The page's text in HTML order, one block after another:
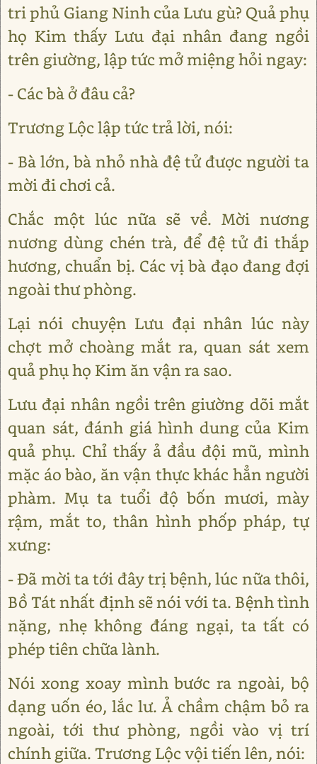
tri phủ Giang Ninh của Lưu gù? Quả phụ
họ Kim thấy Lưu đại nhân đang ngồi
trên giường, lập tức mở miệng hỏi ngay:
- Các bà ở đâu cả?
Trương Lộc lập tức trả lời, nói:
- Bà lớn, bà nhỏ nhà đệ tử được người ta
mời đi chơi cả.
Chắc một lúc nữa sẽ về. Mời nương
nương dùng chén trà, để đệ tử đi thắp
hương, chuẩn bị. Các vị bà đạo đang đợi
ngoài thư phòng.
Lại nói chuyện Lưu đại nhân lúc này
chợt mở choàng mắt ra, quan sát xem
quả phụ họ Kim ăn vận ra sao.
Lưu đại nhân ngồi trên giường dõi mắt
quan sát, đánh giá hình dung của Kim
quả phụ. Chỉ thấy ả đầu đội mũ, mình
mặc áo bào, ăn vận thực khác hẳn người
phàm. Mụ ta tuổi độ bốn mươi, mày
rậm, mắt to, thân hình phốp pháp, tự
xưng:
- Đã mời ta tới đây trị bệnh, lúc nữa thôi,
Bồ Tát nhất định sẽ nói với ta. Bệnh tình
nặng, nhẹ không đáng ngại, ta tất có
phép tiên chữa lành.
Nói xong xoay mình bước ra ngoài, bộ
dạng uốn éo, lắc lư. Ả chầm chậm bỏ ra
ngoài, tới thư phòng, ngồi vào vị trí
chính giữa. Trương Lộc vội tiến lên, nói: